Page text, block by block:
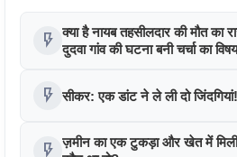
flash_on क्या है नायब तहसीलदार की मौत का
दुदवा गांव की घटना बनी चर्चा का विषय
flash_on सीकर: एक डांट ने ले ली दो जिंदगियां!
flash_on ज़मीन का एक टुकड़ा और खेत में